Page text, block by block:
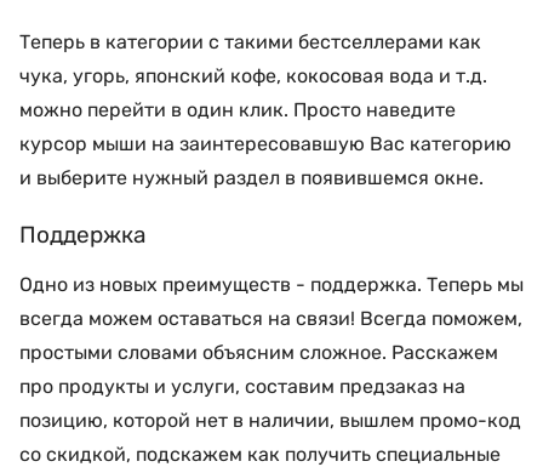
Теперь в категории с такими бестселлерами как
чука, угорь, японский кофе, кокосовая вода и т.д.
можно перейти в один клик. Просто наведите
курсор мыши на заинтересовавшую Вас категорию
и выберите нужный раздел в появившемся окне.
Поддержка
Одно из новых преимуществ - поддержка. Теперь мы
всегда можем оставаться на связи! Всегда поможем,
простыми словами объясним сложное. Расскажем
про продукты и услуги, составим предзаказ на
позицию, которой нет в наличии, вышлем промо-код
со скидкой, подскажем как получить специальные